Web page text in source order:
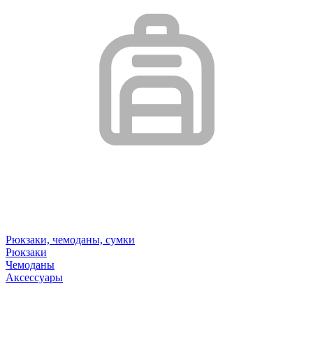
Рюкзаки, чемоданы, сумки
Рюкзаки
Чемоданы
Аксессуары